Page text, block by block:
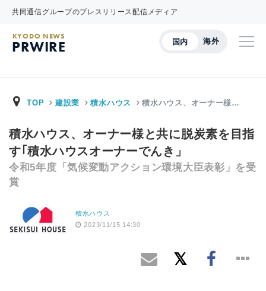
共同通信グループのプレスリリース配信メディア
国内 海外
KYODO NEWS
PRWIRE
TOP 建設業 積水ハウス 積水ハウス、オーナー様…
積水ハウス、オーナー様と共に脱炭素を目指
す｢積水ハウスオーナーでんき」
令和5年度「気候変動アクション環境大臣表彰」を受
賞
積水ハウス
2023/11/15 14:30